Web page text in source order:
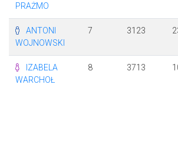
PRAŻMO
ANTONI
WOJNOWSKI
7 3123
IZABELA
WARCHOŁ
8 3713